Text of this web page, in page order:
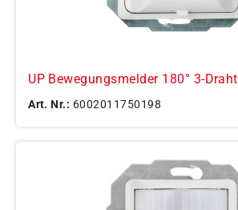
UP Bewegungsmelder 180° 3-Draht
Art. Nr.: 6002011750198